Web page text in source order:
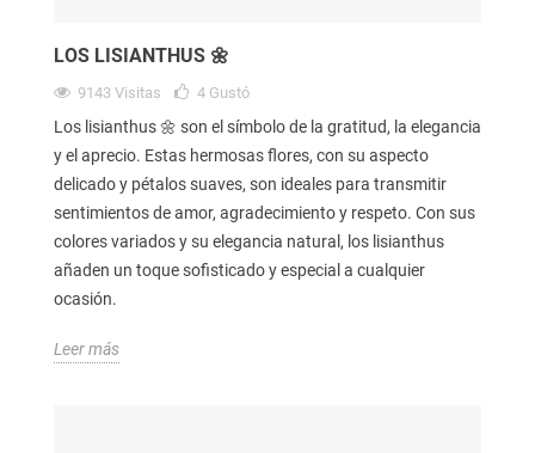
LOS LISIANTHUS 🌼
9143 Visitas 4 Gustó
Los lisianthus 🌼 son el símbolo de la gratitud, la elegancia
y el aprecio. Estas hermosas flores, con su aspecto
delicado y pétalos suaves, son ideales para transmitir
sentimientos de amor, agradecimiento y respeto. Con sus
colores variados y su elegancia natural, los lisianthus
añaden un toque sofisticado y especial a cualquier
ocasión.
Leer más